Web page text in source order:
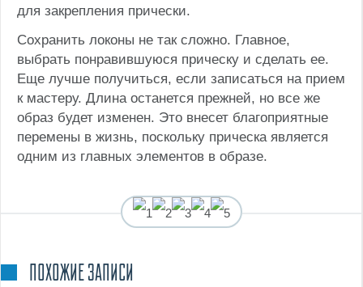
для закрепления прически.
Сохранить локоны не так сложно. Главное,
выбрать понравившуюся прическу и сделать ее.
Еще лучше получиться, если записаться на прием
к мастеру. Длина останется прежней, но все же
образ будет изменен. Это внесет благоприятные
перемены в жизнь, поскольку прическа является
одним из главных элементов в образе.
ПОХОЖИЕ ЗАПИСИ